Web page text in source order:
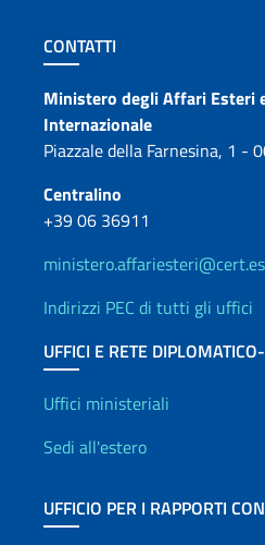
Sezione footer
CONTATTI
Contatti
Ministero degli Affari Esteri
Internazionale
Piazzale della Farnesina, 1 -
Centralino
+39 06 36911
Indirizzi PEC di tutti gli uffici
UFFICI E RETE
Uffici e Rete
Uffici ministeriali
Sedi all'estero
UFFICIO PER I RAPPORTI